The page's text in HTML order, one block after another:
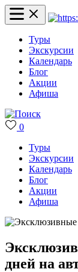
Туры
Экскурсии
Календарь
Блог
Акции
Афиша
0
Туры
Экскурсии
Календарь
Блог
Акции
Афиша
дней на